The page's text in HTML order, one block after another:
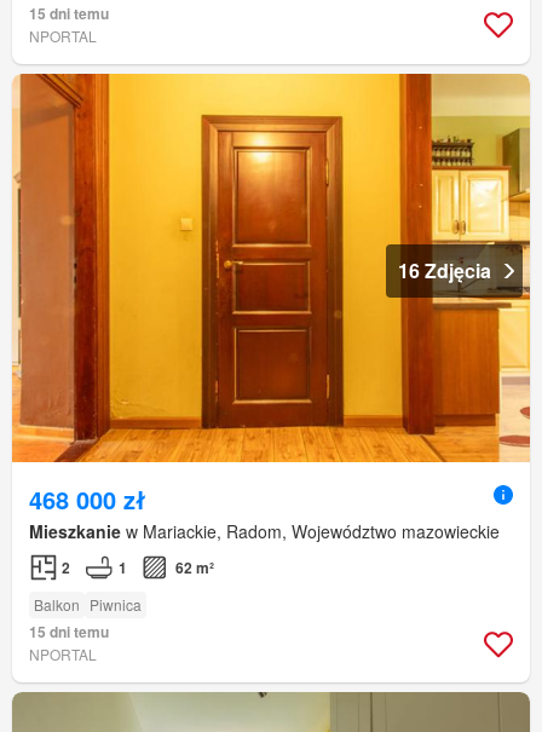
15 dni temu
NPORTAL
16 Zdjęcia
468 000 zł
Mieszkanie w Mariackie, Radom, Województwo mazowieckie
2 1 62 m²
Balkon Piwnica
15 dni temu
NPORTAL